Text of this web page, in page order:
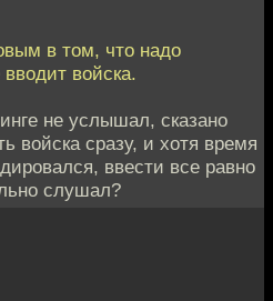
в том, что надо
войска.
не услышал, сказано
войска сразу, и хотя время
ввести все равно
слушал?